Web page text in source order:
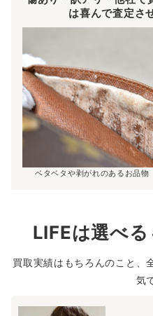
は喜んで査定さ
ベタベタや剥がれのあるお品物
LIFEは選べ
買取実績はもちろんのこと、
気